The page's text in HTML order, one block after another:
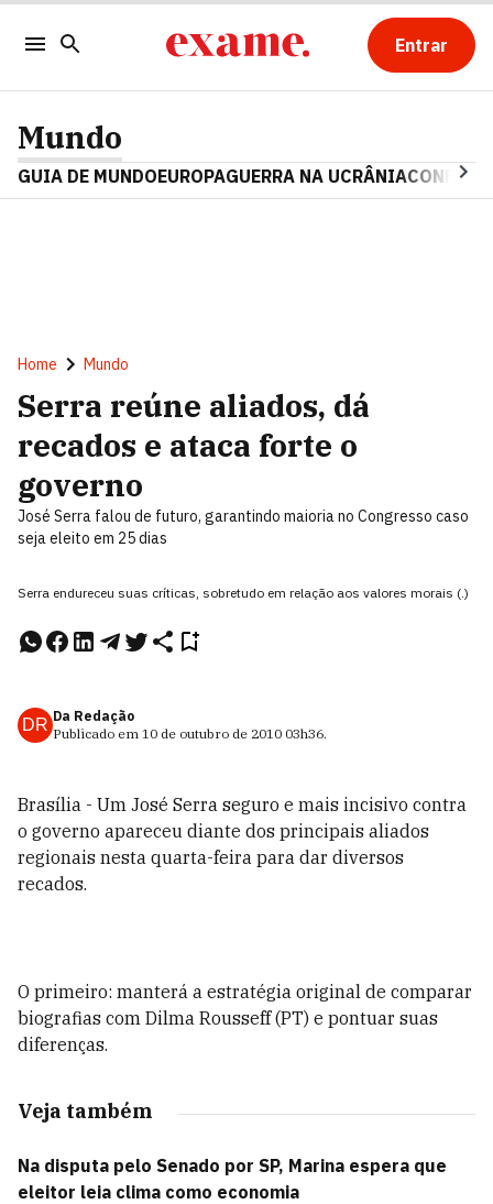
Entrar
Mundo
GUIA DE MUNDOEUROPAGUERRA NA UCRÂNIA
Home Mundo
Serra reúne aliados, dá
recados e ataca forte o
governo
José Serra falou de futuro, garantindo maioria no Congresso caso
seja eleito em 25 dias
Serra endureceu suas críticas, sobretudo em relação aos valores morais (.)
DR Da Redação
Publicado em 10 de outubro de 2010 03h36.
Brasília - Um José Serra seguro e mais incisivo contra
o governo apareceu diante dos principais aliados
regionais nesta quarta-feira para dar diversos
recados.
O primeiro: manterá a estratégia original de comparar
biografias com Dilma Rousseff (PT) e pontuar suas
diferenças.
Veja também
Na disputa pelo Senado por SP, Marina espera que
eleitor leia clima como economia